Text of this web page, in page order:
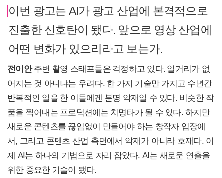
이번 광고는 AI가 광고 산업에 본격적으로
진출한 신호탄이 됐다. 앞으로 영상 산업에
어떤 변화가 있으리라고 보는가.
전이안주변 촬영 스태프들은 걱정하고 있다. 일거리가 없
어지는 것 아니냐는 우려다. 한 가지 기술만 가지고 수년간
반복적인 일을 한 이들에겐 분명 악재일 수 있다. 비슷한 작
품을 찍어내는 프로덕션에는 치명타가 될 수 있다. 하지만
새로운 콘텐츠를 끊임없이 만들어야 하는 창작자 입장에
서, 그리고 콘텐츠 산업 측면에서 악재가 아니라 호재다. 이
제 AI는 하나의 기법으로 자리 잡았다. AI는 새로운 연출을
위한 중요한 기술이 됐다.